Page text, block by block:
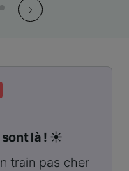
sont là ! ☀️
train pas cher